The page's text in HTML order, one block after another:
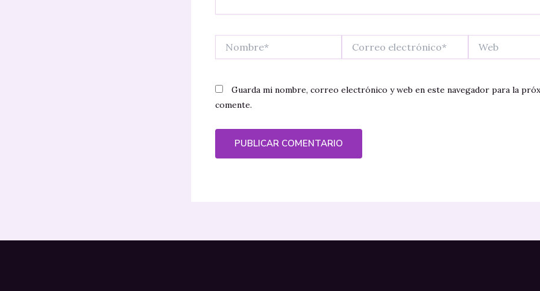
electrónico*
Guarda mi nombre, correo electrónico y web en este navegador para la
comente.